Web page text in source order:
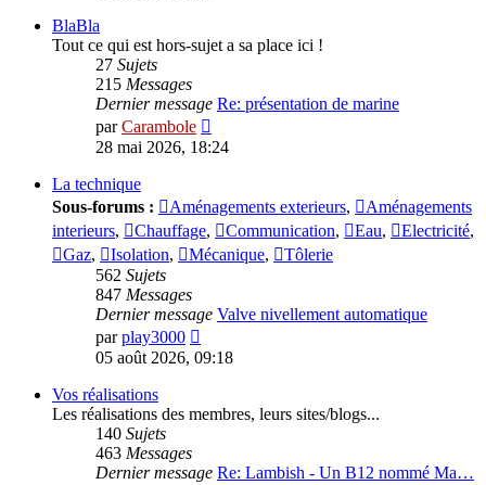
BlaBla
Tout ce qui est hors-sujet a sa place ici !
27 Sujets
215 Messages
Dernier message Re: présentation de marine
parCarambole
le
28 mai 2026, 18:24
La technique
Sous-forums :
Aménagements exterieurs,
Aménagements
interieurs, Chauffage, Communication, Eau, Electricité,
Gaz, Isolation, Mécanique,
Tôlerie
562 Sujets
847 Messages
Dernier message Valve nivellement automatique
parplay3000
le
05 août 2026, 09:18
Vos réalisations
Les réalisations des membres, leurs sites/blogs...
140 Sujets
463 Messages
Dernier message Re: Lambish - Un B12 nommé Ma…